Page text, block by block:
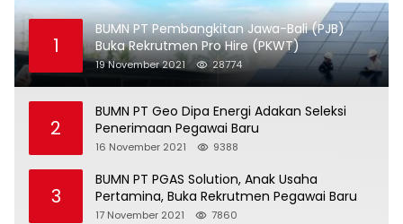
1
BUMN PT Pembangkitan Jawa-Bali (PJB)
Buka Rekrutmen Pro Hire (PKWT)
19 November 2021 28774
2
BUMN PT Geo Dipa Energi Adakan Seleksi
Penerimaan Pegawai Baru
16 November 2021 9388
3
BUMN PT PGAS Solution, Anak Usaha
Pertamina, Buka Rekrutmen Pegawai Baru
17 November 2021 7860